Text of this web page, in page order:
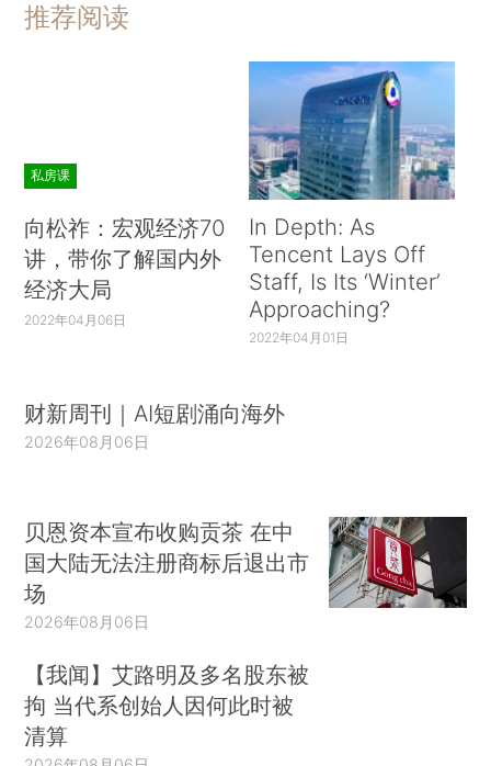
推荐阅读
私房课
向松祚：宏观经济70
讲，带你了解国内外
经济大局
2022年04月06日
In Depth: As
Tencent Lays Off
Staff, Is Its ‘Winter’
Approaching?
2022年04月01日
财新周刊｜AI短剧涌向海外
2026年08月06日
贝恩资本宣布收购贡茶 在中
国大陆无法注册商标后退出市
场
2026年08月06日
【我闻】艾路明及多名股东被
拘 当代系创始人因何此时被
清算